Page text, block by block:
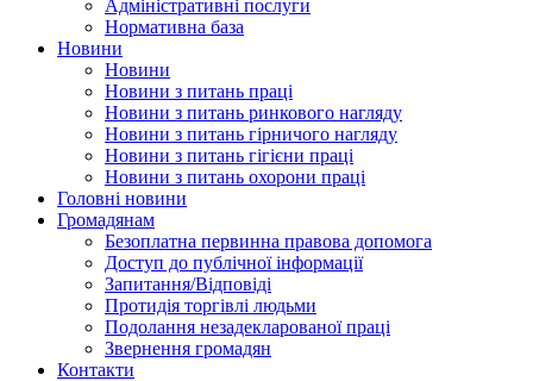
Адміністративні послуги
Нормативна база
Новини
Новини
Новини з питань праці
Новини з питань ринкового нагляду
Новини з питань гірничого нагляду
Новини з питань гігієни праці
Новини з питань охорони праці
Головні новини
Громадянам
Безоплатна первинна правова допомога
Доступ до публічної інформації
Запитання/Відповіді
Протидія торгівлі людьми
Подолання незадекларованої праці
Звернення громадян
Контакти